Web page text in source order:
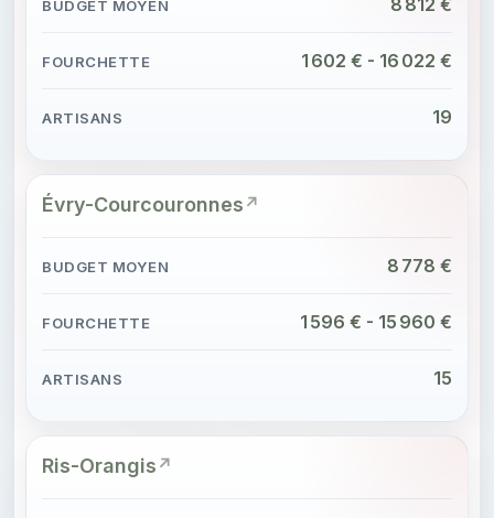
1 602 € - 16 022 €
19
Évry-Courcouronnes
8 778 €
1 596 € - 15 960 €
15
Ris-Orangis